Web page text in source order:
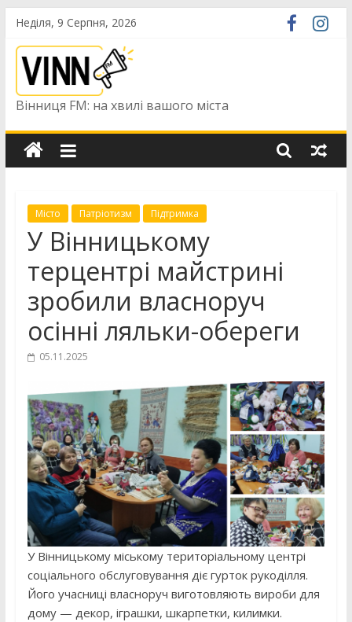
Skip
content
Неділя, 9 Серпня, 2026
Вінниця FM: на хвилі вашого міста
Місто Патріотизм Підтримка
У Вінницькому
терцентрі майстрині
зробили власноруч
осінні ляльки-обереги
05.11.2025
У Вінницькому міському територіальному центрі
соціального обслуговування діє гурток рукоділля.
Його учасниці власноруч виготовляють вироби для
дому — декор, іграшки, шкарпетки, килимки.